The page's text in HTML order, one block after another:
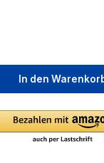
In den